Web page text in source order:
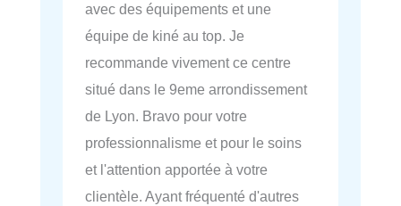
avec des équipements et une
équipe de kiné au top. Je
recommande vivement ce centre
situé dans le 9eme arrondissement
de Lyon. Bravo pour votre
professionnalisme et pour le soins
et l'attention apportée à votre
clientèle. Ayant fréquenté d'autres